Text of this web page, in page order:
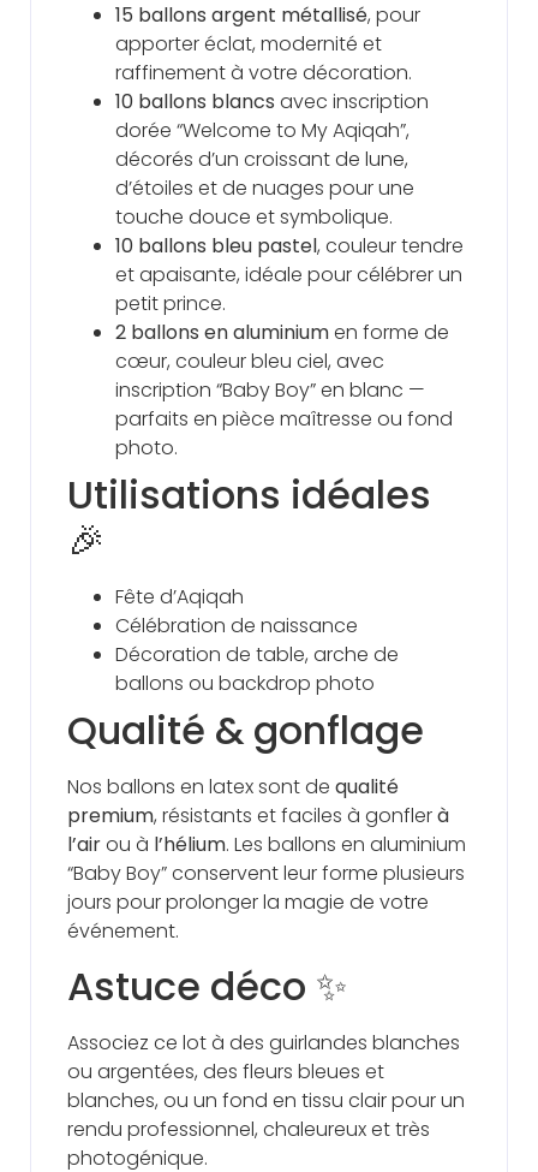
15 ballons argent métallisé, pour
apporter éclat, modernité et
raffinement à votre décoration.
10 ballons blancs avec inscription
dorée “Welcome to My Aqiqah”,
décorés d’un croissant de lune,
d’étoiles et de nuages pour une
touche douce et symbolique.
10 ballons bleu pastel, couleur tendre
et apaisante, idéale pour célébrer un
petit prince.
2 ballons en aluminiumen forme de
cœur, couleur bleu ciel, avec
inscription “Baby Boy” en blanc —
parfaits en pièce maîtresse ou fond
photo.
Utilisations idéales
🎉
Fête d’Aqiqah
Célébration de naissance
Décoration de table, arche de
ballons ou backdrop photo
Qualité & gonflage
Nos ballons en latex sont de qualité
premium, résistants et faciles à gonflerà
l’airou à l’hélium. Les ballons en aluminium
“Baby Boy” conservent leur forme plusieurs
jours pour prolonger la magie de votre
événement.
Astuce déco ✨
Associez ce lot à des guirlandes blanches
ou argentées, des fleurs bleues et
blanches, ou un fond en tissu clair pour un
rendu professionnel, chaleureux et très
photogénique.